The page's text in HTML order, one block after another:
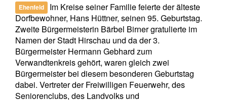
Ehenfeld
Im Kreise seiner Familie feierte der älteste
Dorfbewohner, Hans Hüttner, seinen 95. Geburtstag.
Zweite Bürgermeisterin Bärbel Birner gratulierte im
Namen der Stadt Hirschau und da der 3.
Bürgermeister Hermann Gebhard zum
Verwandtenkreis gehört, waren gleich zwei
Bürgermeister bei diesem besonderen Geburtstag
dabei. Vertreter der Freiwilligen Feuerwehr, des
Seniorenclubs, des Landvolks und